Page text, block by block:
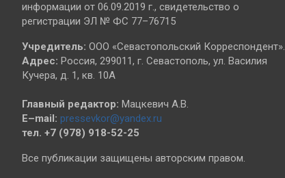
информации от 06.09.2019 г., свидетельство о
регистрации ЭЛ № ФС 77–76715
Учредитель: ООО «Севастопольский Корреспондент».
Адрес: Россия, 299011, г. Севастополь, ул. Василия
Кучера, д. 1, кв. 10А
Главный редактор: Мацкевич А.В.
E–mail: pressevkor@yandex.ru
тел. +7 (978) 918-52-25
Все публикации защищены авторским правом.